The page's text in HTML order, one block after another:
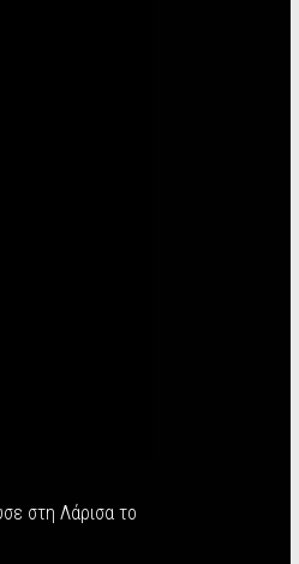
στη Λάρισα το